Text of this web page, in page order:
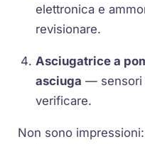
elettronica e
revisionare.
Asciugatrice a
asciuga — sensori
verificare.
Non sono